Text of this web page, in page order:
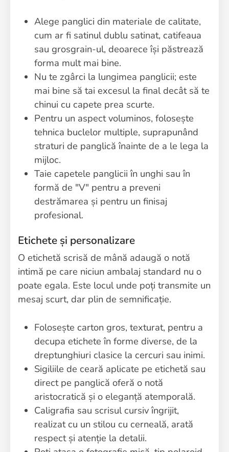
Alege panglici din materiale de calitate,
cum ar fi satinul dublu satinat, catifeaua
sau grosgrain-ul, deoarece își păstrează
forma mult mai bine.
Nu te zgârci la lungimea panglicii; este
mai bine să tai excesul la final decât să te
chinui cu capete prea scurte.
Pentru un aspect voluminos, folosește
tehnica buclelor multiple, suprapunând
straturi de panglică înainte de a le lega la
mijloc.
Taie capetele panglicii în unghi sau în
formă de "V" pentru a preveni
destrămarea și pentru un finisaj
profesional.
Etichete și personalizare
O etichetă scrisă de mână adaugă o notă
intimă pe care niciun ambalaj standard nu o
poate egala. Este locul unde poți transmite un
mesaj scurt, dar plin de semnificație.
Folosește carton gros, texturat, pentru a
decupa etichete în forme diverse, de la
dreptunghiuri clasice la cercuri sau inimi.
Sigiliile de ceară aplicate pe etichetă sau
direct pe panglică oferă o notă
aristocratică și o eleganță atemporală.
Caligrafia sau scrisul cursiv îngrijit,
realizat cu un stilou cu cerneală, arată
respect și atenție la detalii.